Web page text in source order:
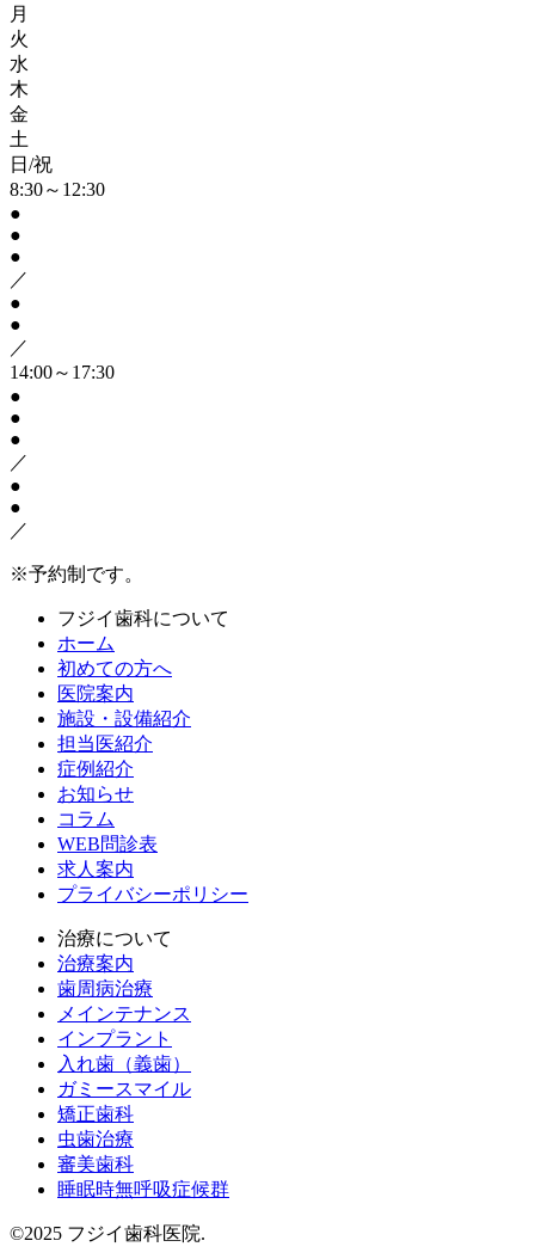
月
火
水
木
金
土
日/祝
8:30～12:30
●
●
●
／
●
●
／
14:00～17:30
●
●
●
／
●
●
／
※予約制です。
フジイ歯科について
ホーム
初めての方へ
医院案内
施設・設備紹介
担当医紹介
症例紹介
お知らせ
コラム
WEB問診表
求人案内
プライバシーポリシー
治療について
治療案内
歯周病治療
メインテナンス
インプラント
入れ歯（義歯）
ガミースマイル
矯正歯科
虫歯治療
審美歯科
睡眠時無呼吸症候群
©2025 フジイ歯科医院.